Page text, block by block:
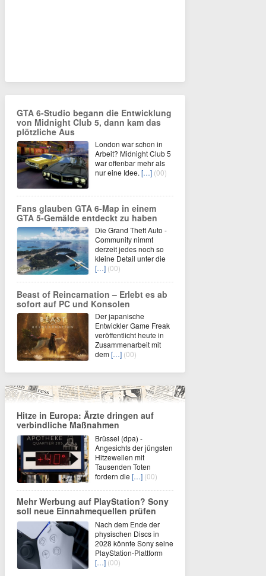
GTA 6-Studio begann die Entwicklung
von Midnight Club 5, dann kam das
plötzliche Aus
London war schon in
Arbeit? Midnight Club 5
war offenbar mehr als
nur eine Idee. […] (00)
Fans glauben GTA 6-Map in einem
GTA 5-Gemälde entdeckt zu haben
Die Grand Theft Auto -
Community nimmt
derzeit jedes noch so
kleine Detail unter die
[…] (00)
Beast of Reincarnation – Erlebt es ab
sofort auf PC und Konsolen
Der japanische
Entwickler Game Freak
veröffentlicht heute in
Zusammenarbeit mit
dem[…] (00)
Hitze in Europa: Ärzte dringen auf
verbindliche Maßnahmen
Brüssel (dpa) -
Angesichts der jüngsten
Hitzewellen mit
Tausenden Toten
fordern die […] (00)
Mehr Werbung auf PlayStation? Sony
soll neue Einnahmequellen prüfen
Nach dem Ende der
physischen Discs in
2028 könnte Sony seine
PlayStation-Plattform
[…] (00)